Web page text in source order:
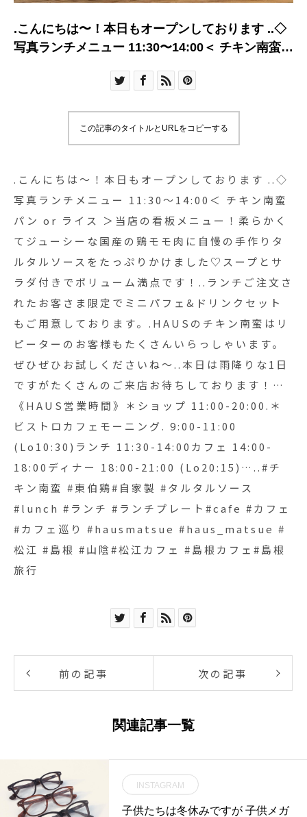
.こんにちは〜！本日もオープンしております︎ ..◇
写真ランチメニュー 11:30〜14:00＜ チキン南蛮
てジューシーな国産の鶏モモ肉に自慢の手作りタ
ラダ付きでボリューム満点です！..ランチご注文さ
ピーターのお客様もたくさんいらっしゃいます。
ぜひぜひお試しくださいね〜..本日は雨降りな1日
ですがたくさんのご来店お待ちしております！…
ンチ 11:30-14:00カフェ 14:00-18:00ディナー
18:00-21:00 (Lo20:15)…..#チキン南蛮 #東伯鶏#自
家製 #タルタルソース#lunch #ランチ #ランチプ
レート#cafe #カフェ #カフェ巡り #hausmatsue
#haus_matsue #松江 #島根 #山陰#松江カフェ #
島根カフェ#島根旅行
この記事のタイトルとURLをコピーする
.こんにちは〜！本日もオープンしております︎ ..◇
写真ランチメニュー 11:30〜14:00＜ チキン南蛮
パン or ライス ＞当店の看板メニュー！柔らかく
てジューシーな国産の鶏モモ肉に自慢の手作りタ
ルタルソースをたっぷりかけました♡スープとサ
ラダ付きでボリューム満点です！..ランチご注文さ
れたお客さま限定でミニパフェ&ドリンクセット
もご用意しております。.HAUSのチキン南蛮はリ
ピーターのお客様もたくさんいらっしゃいます。
ぜひぜひお試しくださいね〜..本日は雨降りな1日
ですがたくさんのご来店お待ちしております！…
《HAUS営業時間》＊ショップ 11:00-20:00.＊
ビストロカフェモーニング. 9:00-11:00
(Lo10:30)ランチ 11:30-14:00カフェ 14:00-
18:00ディナー 18:00-21:00 (Lo20:15)…..#チ
キン南蛮 #東伯鶏#自家製 #タルタルソース
#lunch #ランチ #ランチプレート#cafe #カフェ
#カフェ巡り #hausmatsue #haus_matsue #
松江 #島根 #山陰#松江カフェ #島根カフェ#島根
旅行
前の記事 次の記事
関連記事一覧
INSTAGRAM
子供たちは冬休みですが 子供メガ